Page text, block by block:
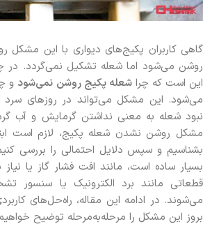
گاهی کاربران پکیج‌های دیواری با این مشکل
روشن می‌شود اما شعله تشکیل نمی‌گردد. در
این است که چراشعله پکیج روشن نمی‌شود و
می‌شود. این مشکل می‌تواند در روزهای سرد
نبود شعله به معنی نداشتن گرمایش و آب
مشکل روشن نشدن شعله پکیج، لازم است
بشناسیم و سپس دلایل احتمالی را بررسی
بسیار ساده است، مانند افت فشار گاز یا نیاز
قطعاتی مانند برد الکترونیک یا سنسور
می‌شوند. در ادامه این مقاله، راه‌حل‌های
بروز این مشکل را مرحله‌به‌مرحله توضیح